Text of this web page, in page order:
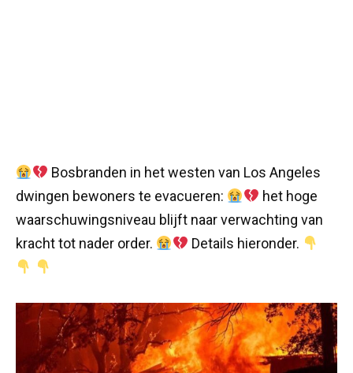
Bosbranden in het westen van Los Angeles
dwingen bewoners te evacueren:
het hoge
waarschuwingsniveau blijft naar verwachting van
kracht tot nader order.
Details hieronder.